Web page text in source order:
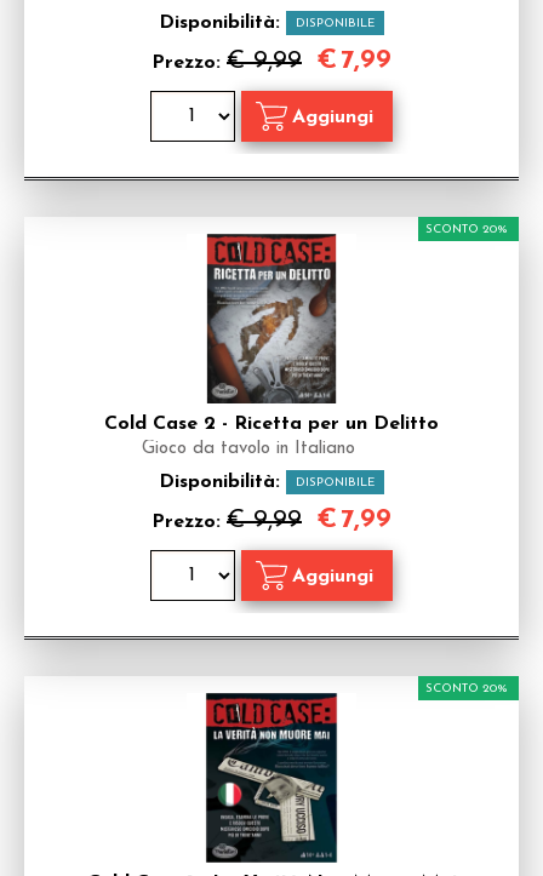
Disponibilità: DISPONIBILE
Prezzo: € 9,99 € 7,99
Cold Case 2 - Ricetta per un Delitto
Gioco da tavolo in Italiano
Disponibilità: DISPONIBILE
Prezzo: € 9,99
SCONTO 20%
€ 7,99
SCONTO 20%